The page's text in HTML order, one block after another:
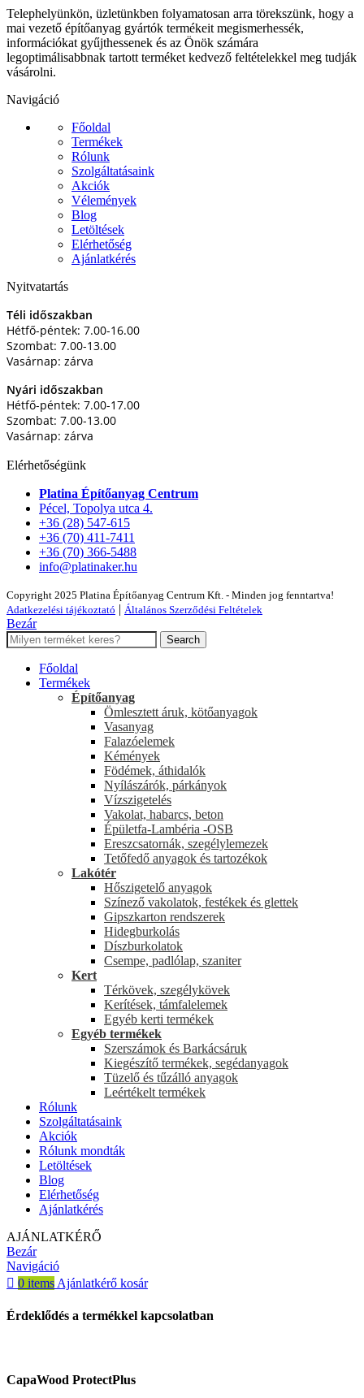
Telephelyünkön, üzletünkben folyamatosan arra törekszünk, hogy a
mai vezető építőanyag gyártók termékeit megismerhessék,
információkat gyűjthessenek és az Önök számára
legoptimálisabbnak tartott terméket kedvező feltételekkel meg tudják
vásárolni.
Navigáció
Főoldal
Termékek
Rólunk
Szolgáltatásaink
Akciók
Vélemények
Blog
Letöltések
Elérhetőség
Ajánlatkérés
Nyitvatartás
Téli időszakban
Hétfő-péntek: 7.00-16.00
Szombat: 7.00-13.00
Vasárnap: zárva
Nyári időszakban
Hétfő-péntek: 7.00-17.00
Szombat: 7.00-13.00
Vasárnap: zárva
Elérhetőségünk
Platina Építőanyag Centrum
Pécel, Topolya utca 4.
+36 (28) 547-615
+36 (70) 411-7411
+36 (70) 366-5488
info@platinaker.hu
Copyright 2025 Platina Építőanyag Centrum Kft. - Minden jog fenntartva!
Adatkezelési tájékoztató | Általános Szerződési Feltételek
Bezár
Search
Főoldal
Termékek
Építőanyag
Ömlesztett áruk, kötőanyagok
Vasanyag
Falazóelemek
Kémények
Födémek, áthidalók
Nyílászárók, párkányok
Vízszigetelés
Vakolat, habarcs, beton
Épületfa-Lambéria -OSB
Ereszcsatornák, szegélylemezek
Tetőfedő anyagok és tartozékok
Lakótér
Hőszigetelő anyagok
Színező vakolatok, festékek és glettek
Gipszkarton rendszerek
Hidegburkolás
Díszburkolatok
Csempe, padlólap, szaniter
Kert
Térkövek, szegélykövek
Kerítések, támfalelemek
Egyéb kerti termékek
Egyéb termékek
Szerszámok és Barkácsáruk
Kiegészítő termékek, segédanyagok
Tüzelő és tűzálló anyagok
Leértékelt termékek
Rólunk
Szolgáltatásaink
Akciók
Rólunk mondták
Letöltések
Blog
Elérhetőség
Ajánlatkérés
AJÁNLATKÉRŐ
Bezár
Navigáció
0 items Ajánlatkérő kosár
Érdeklődés a termékkel kapcsolatban
CapaWood ProtectPlus